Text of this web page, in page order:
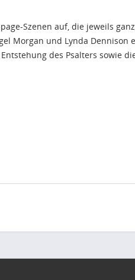
Szenen auf, die jeweils
Morgan und Lynda Dennison
des Psalters sowie